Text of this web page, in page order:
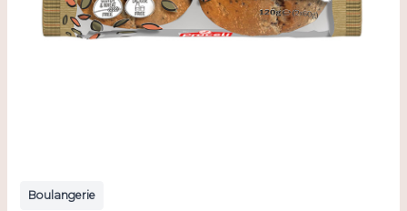
Boulangerie